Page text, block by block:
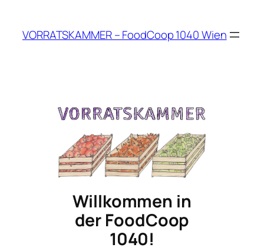
content
VORRATSKAMMER – FoodCoop 1040 Wien
Willkommen in
der FoodCoop
1040!